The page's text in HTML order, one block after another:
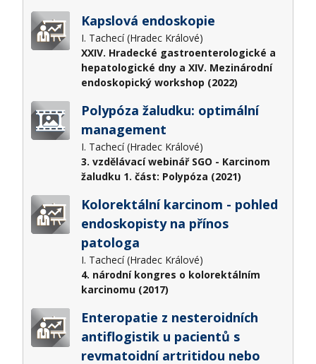
Kapslová endoskopie
I. Tachecí (Hradec Králové)
XXIV. Hradecké gastroenterologické a
hepatologické dny a XIV. Mezinárodní
endoskopický workshop (2022)
Polypóza žaludku: optimální
management
I. Tachecí (Hradec Králové)
3. vzdělávací webinář SGO - Karcinom
žaludku 1. část: Polypóza (2021)
Kolorektální karcinom - pohled
endoskopisty na přínos
patologa
I. Tachecí (Hradec Králové)
4. národní kongres o kolorektálním
karcinomu (2017)
Enteropatie z nesteroidních
antiflogistik u pacientů s
revmatoidní artritidou nebo